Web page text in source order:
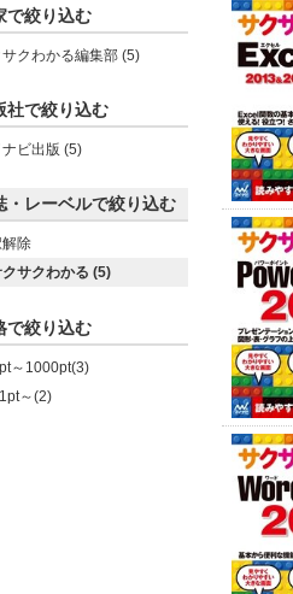
で絞り込む
クわかる編集部 (5)
社で絞り込む
ナビ出版 (5)
・レーベルで絞り込む
除
サクわかる (5)
で絞り込む
～1000pt(3)
～(2)